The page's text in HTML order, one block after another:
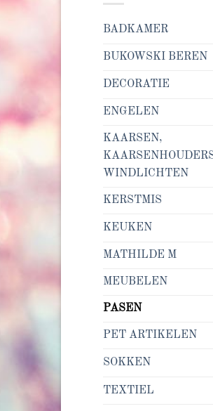
BADKAMER
BUKOWSKI BEREN
DECORATIE
ENGELEN
KAARSEN,
WINDLICHTEN
KERSTMIS
KEUKEN
MATHILDE M
MEUBELEN
PASEN
PET ARTIKELEN
SOKKEN
TEXTIEL